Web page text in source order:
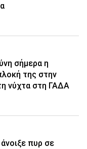
σήμερα η
της στην
νύχτα στη ΓΑΔΑ
πυρ σε